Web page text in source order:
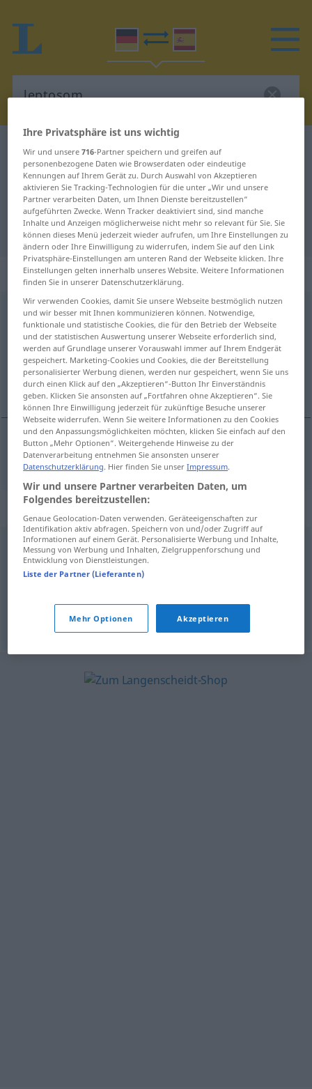
Deutsch-Spanisch Wörterbuch leptosom
Deutsch-Spanisch Übersetzung für
"leptosom"
"leptosom" Spanisch Übersetzung
„leptosom“: Adjektiv
leptosomadj
Übersicht aller Übersetzungen
(Für mehr Details die Übersetzung anklicken/antippen)
leptosomático
leptosomático leptosom PHYSIOL
Synonyme für "leptosom"
zierlich,knochig,schmächtig,schmal,dünn,klapperdürr
(ugs.),magersüchtig (medizinisch)
© OpenThesaurus.de
Ihre Privatsphäre ist uns wichtig
Wir und unsere716-Partner speichern und greifen auf
personenbezogene Daten wie Browserdaten oder eindeutige
Kennungen auf Ihrem Gerät zu. Durch Auswahl von Akzeptieren
aktivieren Sie Tracking-Technologien für die unter „Wir und unsere
Partner verarbeiten Daten, um Ihnen Dienste bereitzustellen“
aufgeführten Zwecke. Wenn Tracker deaktiviert sind, sind manche
Inhalte und Anzeigen möglicherweise nicht mehr so relevant für Sie. Sie
können dieses Menü jederzeit wieder aufrufen, um Ihre Einstellungen zu
ändern oder Ihre Einwilligung zu widerrufen, indem Sie auf den Link
Privatsphäre-Einstellungen am unteren Rand der Webseite klicken. Ihre
Einstellungen gelten innerhalb unseres Website. Weitere Informationen
finden Sie in unserer Datenschutzerklärung.
Wir verwenden Cookies, damit Sie unsere Webseite bestmöglich nutzen
und wir besser mit Ihnen kommunizieren können. Notwendige,
funktionale und statistische Cookies, die für den Betrieb der Webseite
und der statistischen Auswertung unserer Webseite erforderlich sind,
werden auf Grundlage unserer Vorauswahl immer auf Ihrem Endgerät
gespeichert. Marketing-Cookies und Cookies, die der Bereitstellung
personalisierter Werbung dienen, werden nur gespeichert, wenn Sie uns
durch einen Klick auf den „Akzeptieren“-Button Ihr Einverständnis
geben. Klicken Sie ansonsten auf „Fortfahren ohne Akzeptieren“. Sie
können Ihre Einwilligung jederzeit für zukünftige Besuche unserer
Webseite widerrufen. Wenn Sie weitere Informationen zu den Cookies
und den Anpassungsmöglichkeiten möchten, klicken Sie einfach auf den
Button „Mehr Optionen“. Weitergehende Hinweise zu der
Datenverarbeitung entnehmen Sie ansonsten unserer
Datenschutzerklärung. Hier finden Sie unserImpressum.
Wir und unsere Partner verarbeiten Daten, um
Folgendes bereitzustellen:
Genaue Geolocation-Daten verwenden. Geräteeigenschaften zur
Identifikation aktiv abfragen. Speichern von und/oder Zugriff auf
Informationen auf einem Gerät. Personalisierte Werbung und Inhalte,
Messung von Werbung und Inhalten, Zielgruppenforschung und
Entwicklung von Dienstleistungen.
Liste der Partner (Lieferanten)
Mehr Optionen Akzeptieren